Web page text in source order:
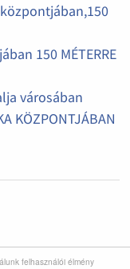
felhasználói élmény
150 MÉTERRE
városában
KÖZPONTJÁBAN